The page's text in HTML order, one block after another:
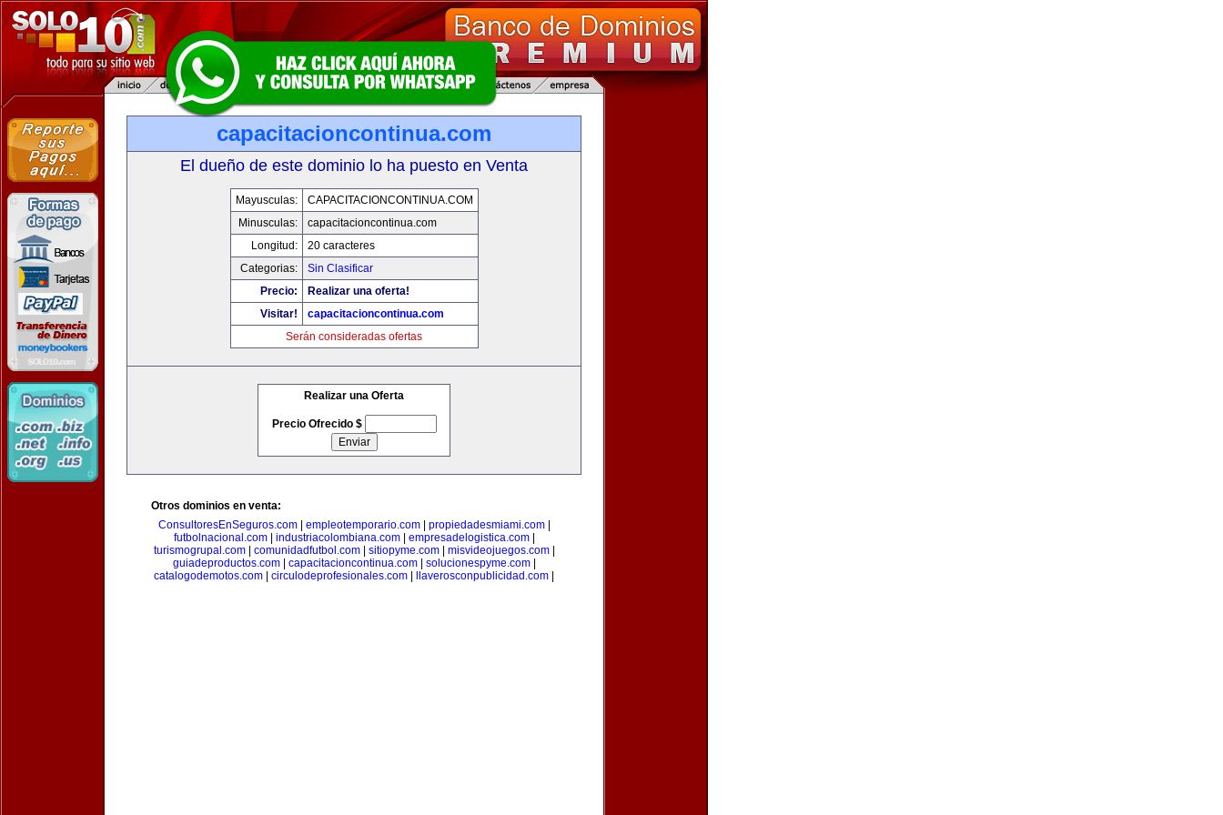
capacitacioncontinua.com
El dueño de este dominio lo ha puesto en Venta
Mayusculas:
CAPACITACIONCONTINUA.COM
Minusculas:
capacitacioncontinua.com
Longitud:
20 caracteres
Categorias:
Sin Clasificar
Precio:
Realizar una oferta!
Visitar!
capacitacioncontinua.com
Serán consideradas ofertas
Realizar una Oferta
Precio Ofrecido $
Otros dominios en venta:
ConsultoresEnSeguros.com| empleotemporario.com| propiedadesmiami.com|
futbolnacional.com| industriacolombiana.com| empresadelogistica.com|
turismogrupal.com| comunidadfutbol.com| sitiopyme.com| misvideojuegos.com|
guiadeproductos.com| capacitacioncontinua.com| solucionespyme.com|
catalogodemotos.com
circulodeprofesionales.com llaverosconpublicidad.com